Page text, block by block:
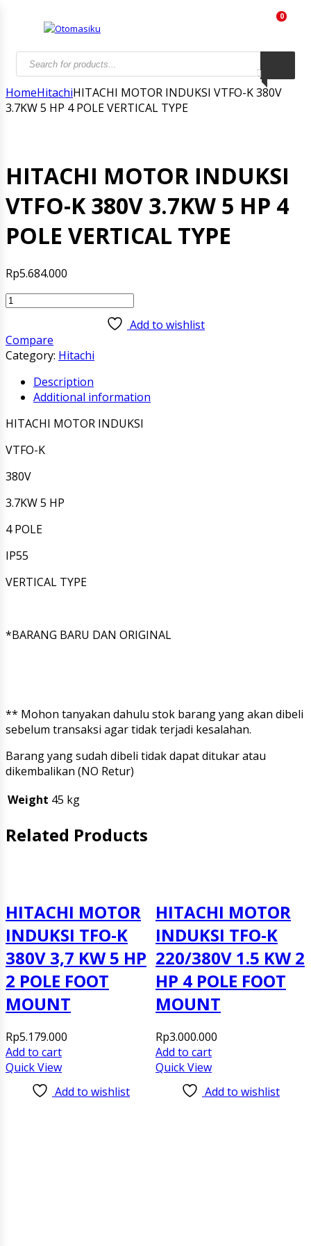
0
Products
search
HomeHitachiHITACHI MOTOR INDUKSI VTFO-K 380V
3.7KW 5 HP 4 POLE VERTICAL TYPE
HITACHI MOTOR INDUKSI
VTFO-K 380V 3.7KW 5 HP 4
POLE VERTICAL TYPE
Rp5.684.000
HITACHI
VTFO-
K
3.7KW
HP
POLE
TYPE
quantity
Add to wishlist
Compare
Category: Hitachi
Description
Additional information
HITACHI MOTOR INDUKSI
VTFO-K
380V
3.7KW 5 HP
4 POLE
IP55
VERTICAL TYPE
*BARANG BARU DAN ORIGINAL
** Mohon tanyakan dahulu stok barang yang akan dibeli
sebelum transaksi agar tidak terjadi kesalahan.
Barang yang sudah dibeli tidak dapat ditukar atau
dikembalikan (NO Retur)
Weight 45 kg
Related Products
HITACHI MOTOR
INDUKSI TFO-K
380V 3,7 KW 5 HP
2 POLE FOOT
MOUNT
Rp5.179.000
Add to cart
Quick View
Add to wishlist
HITACHI MOTOR
INDUKSI TFO-K
220/380V 1.5 KW 2
HP 4 POLE FOOT
MOUNT
Rp3.000.000
Add to cart
Quick View
Add to wishlist